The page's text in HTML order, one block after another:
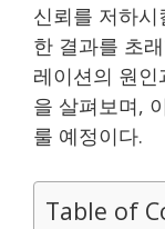
신뢰를 저하
한 결과를 초
레이션의 원
을 살펴보며,
룰 예정이다.
Table of